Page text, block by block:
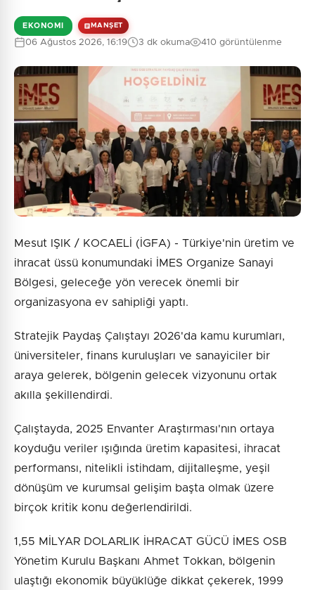
EKONOMI MANŞET
06 Ağustos 2026, 16:19 3 dk okuma 410 görüntülenme
Mesut IŞIK / KOCAELİ (İGFA) - Türkiye'nin üretim ve
ihracat üssü konumundaki İMES Organize Sanayi
Bölgesi, geleceğe yön verecek önemli bir
organizasyona ev sahipliği yaptı.
Stratejik Paydaş Çalıştayı 2026'da kamu kurumları,
üniversiteler, finans kuruluşları ve sanayiciler bir
araya gelerek, bölgenin gelecek vizyonunu ortak
akılla şekillendirdi.
Çalıştayda, 2025 Envanter Araştırması'nın ortaya
koyduğu veriler ışığında üretim kapasitesi, ihracat
performansı, nitelikli istihdam, dijitalleşme, yeşil
dönüşüm ve kurumsal gelişim başta olmak üzere
birçok kritik konu değerlendirildi.
1,55 MİLYAR DOLARLIK İHRACAT GÜCÜ İMES OSB
Yönetim Kurulu Başkanı Ahmet Tokkan, bölgenin
ulaştığı ekonomik büyüklüğe dikkat çekerek, 1999